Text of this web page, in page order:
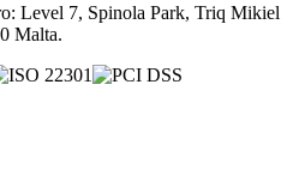
Level 7, Spinola Park, Triq Mikiel
Malta.